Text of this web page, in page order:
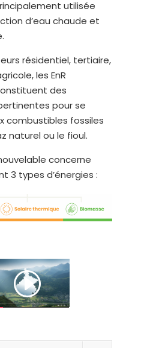
utilisée
d’eau chaude et
résidentiel, tertiaire,
les EnR
des
pour se
combustibles fossiles
naturel ou le fioul.
concerne
3 types d’énergies :